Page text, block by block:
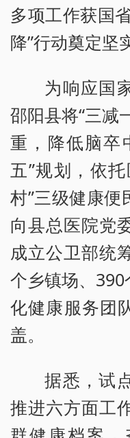
多项工作获国
降”行动奠定坚
为响应国
邵阳县将“三减
重，降低脑卒
五”规划，依
村”三级健康便
向县总医院党
成立公卫部统
个乡镇场、
化健康服务团
盖。
据悉，试
推进六方面工